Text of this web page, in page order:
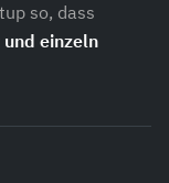
so, dass
und einzeln